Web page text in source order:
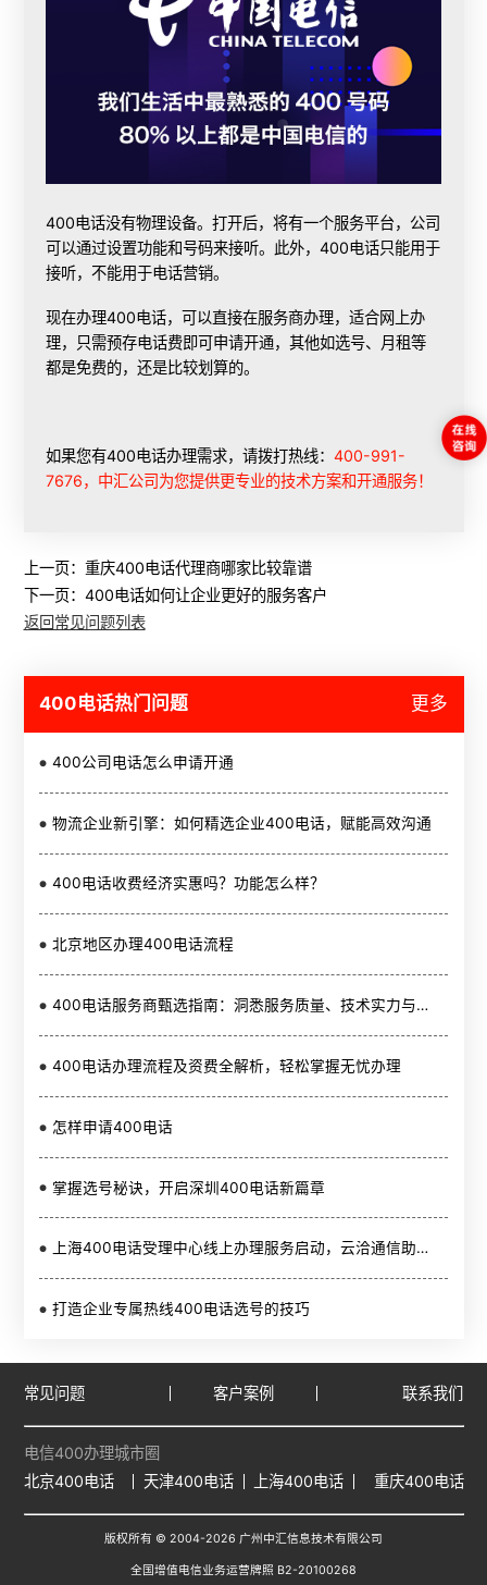
400电话没有物理设备。打开后，将有一个服务平台，公司
可以通过设置功能和号码来接听。此外，400电话只能用于
接听，不能用于电话营销。
现在办理400电话，可以直接在服务商办理，适合网上办
理，只需预存电话费即可申请开通，其他如选号、月租等
都是免费的，还是比较划算的。
如果您有400电话办理需求，请拨打热线：400-991-
7676，中汇公司为您提供更专业的技术方案和开通服务！
上一页： 重庆400电话代理商哪家比较靠谱
下一页： 400电话如何让企业更好的服务客户
返回常见问题列表
400电话热门问题 更多
400公司电话怎么申请开通
物流企业新引擎：如何精选企业400电话，赋能高效沟通
400电话收费经济实惠吗？功能怎么样？
北京地区办理400电话流程
400电话服务商甄选指南：洞悉服务质量、技术实力与口碑，赋能企业提升客户体验与竞争力
400电话办理流程及资费全解析，轻松掌握无忧办理
怎样申请400电话
掌握选号秘诀，开启深圳400电话新篇章
上海400电话受理中心线上办理服务启动，云洽通信助力企业高效营销
打造企业专属热线400电话选号的技巧
常见问题 客户案例 联系我们
电信400办理城市圈
北京400电话
天津400电话 上海400电话 重庆400电话
版权所有 © 2004-2026 广州中汇信息技术有限公司
全国增值电信业务运营牌照 B2-20100268